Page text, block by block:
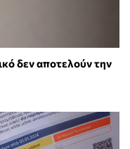
δεν αποτελούν την